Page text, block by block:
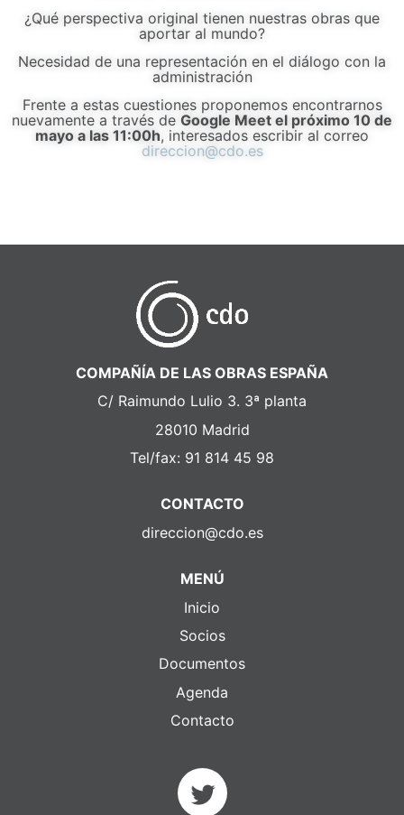
¿Qué perspectiva original tienen nuestras obras que
aportar al mundo?
Necesidad de una representación en el diálogo con la
administración
Frente a estas cuestiones proponemos encontrarnos
nuevamente a través de Google Meet el próximo 10 de
mayo a las 11:00h, interesados escribir al correo
direccion@cdo.es
COMPAÑÍA DE LAS OBRAS ESPAÑA
C/ Raimundo Lulio 3. 3ª planta
28010 Madrid
Tel/fax: 91 814 45 98
CONTACTO
direccion@cdo.es
MENÚ
Inicio
Socios
Documentos
Agenda
Contacto